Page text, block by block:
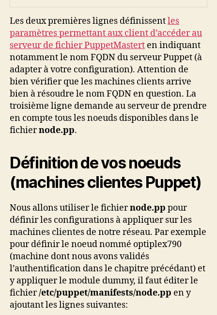
Les deux premières lignes définissentles
paramètres permettant aux client d’accéder au
serveur de fichier PuppetMastert en indiquant
notamment le nom FQDN du serveur Puppet (à
adapter à votre configuration). Attention de
bien vérifier que les machines clients arrive
bien à résoudre le nom FQDN en question. La
troisième ligne demande au serveur de prendre
en compte tous les noeuds disponibles dans le
fichiernode.pp.
Définition de vos noeuds
(machines clientes Puppet)
Nous allons utiliser le fichiernode.pp pour
définir les configurations à appliquer sur les
machines clientes de notre réseau. Par exemple
pour définir le noeud nommé optiplex790
(machine dont nous avons validés
l’authentification dans le chapitre précédant) et
y appliquer le module dummy, il faut éditer le
fichier/etc/puppet/manifests/node.pp en y
ajoutant les lignes suivantes: